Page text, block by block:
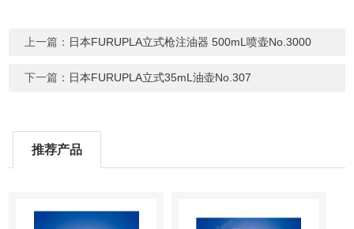
上一篇： 日本FURUPLA立式枪注油器 500mL喷壶No.3000
下一篇： 日本FURUPLA立式35mL油壶No.307
推荐产品